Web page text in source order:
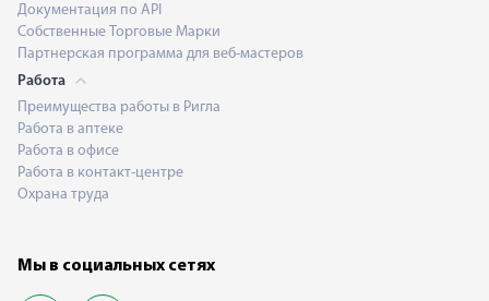
Документация по API
Собственные Торговые Марки
Партнерская программа для веб-мастеров
Работа
Преимущества работы в Ригла
Работа в аптеке
Работа в офисе
Работа в контакт-центре
Охрана труда
Мы в социальных сетях